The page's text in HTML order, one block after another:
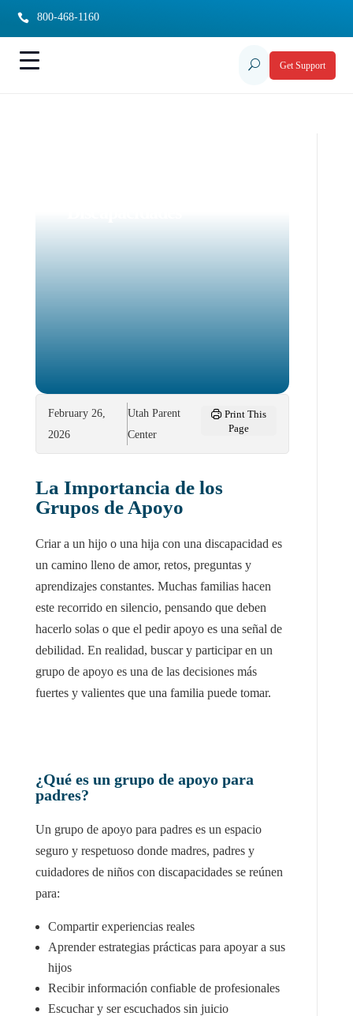
 800-468-1160
U Get Support
February 26,
2026
Utah Parent
Center
Print This
Page
La Importancia de los
Grupos de Apoyo
Criar a un hijo o una hija con una discapacidad es
un camino lleno de amor, retos, preguntas y
aprendizajes constantes. Muchas familias hacen
este recorrido en silencio, pensando que deben
hacerlo solas o que el pedir apoyo es una señal de
debilidad. En realidad, buscar y participar en un
grupo de apoyo es una de las decisiones más
fuertes y valientes que una familia puede tomar.
¿Qué es un grupo de apoyo para
padres?
Un grupo de apoyo para padres es un espacio
seguro y respetuoso donde madres, padres y
cuidadores de niños con discapacidades se reúnen
para:
Compartir experiencias reales
Aprender estrategias prácticas para apoyar a sus
hijos
Recibir información confiable de profesionales
Escuchar y ser escuchados sin juicio